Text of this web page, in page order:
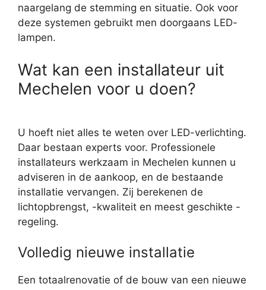
naargelang de stemming en situatie. Ook voor
deze systemen gebruikt men doorgaans LED-
lampen.
Wat kan een installateur uit
Mechelen voor u doen?
U hoeft niet alles te weten over LED-verlichting.
Daar bestaan experts voor. Professionele
installateurs werkzaam in Mechelen kunnen u
adviseren in de aankoop, en de bestaande
installatie vervangen. Zij berekenen de
lichtopbrengst, -kwaliteit en meest geschikte -
regeling.
Volledig nieuwe installatie
Een totaalrenovatie of de bouw van een nieuwe